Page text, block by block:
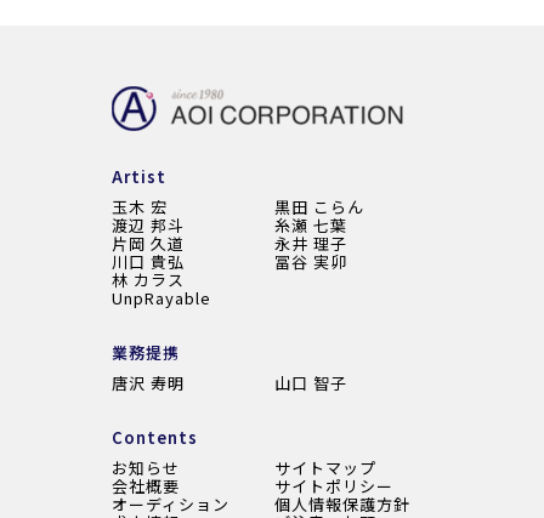
Artist
玉木 宏
黒田 こらん
渡辺 邦斗 糸瀬 七葉
片岡 久道 永井 理子
川口 貴弘 冨谷 実卯
林 カラス
UnpRayable
業務提携
唐沢 寿明
山口 智子
Contents
お知らせ
会社概要
オーディション
サイトマップ
サイトポリシー
個人情報保護方針